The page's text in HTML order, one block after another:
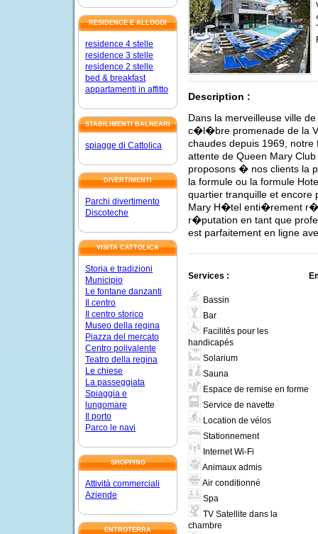
RESIDENCE E ALLOGGI
residence 4 stelle
residence 3 stelle
residence 2 stelle
bed & breakfast
appartamenti in affitto
STABILIMENTI BALNEARI
spiagge di Cattolica
DIVERTIMENTI
Parchi divertimento
Discoteche
VISITA CATTOLICA
Storia e tradizioni
Municipio
Le fontane danzanti
Il centro
Il centro storico
Museo della regina
Piazza del mercato
Centro polivalente
Teatro della regina
Le chiese
La passeggiata
Spiaggia e
lungomare
Il porto
Parco le navi
SHOPPING
Attività commerciali
Aziende
ENTROTERRA
Description :
Dans la merveilleuse ville
c�l�bre promenade de la
chaudes depuis 1969,
attente de Queen Mary
proposons � nos clients la
la formule ou la formule
quartier tranquille et encore
Mary H�tel enti�rement
r�putation en tant que
est parfaitement en ligne
Services :
Bassin
Bar
Facilités pour les
handicapés
Solarium
Sauna
Espace de remise en forme
Service de navette
Location de vélos
Stationnement
Internet Wi-Fi
Animaux admis
Air conditionné
Spa
TV Satellite dans la
chambre